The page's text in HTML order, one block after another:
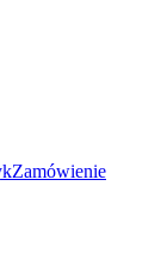
Zamówienie